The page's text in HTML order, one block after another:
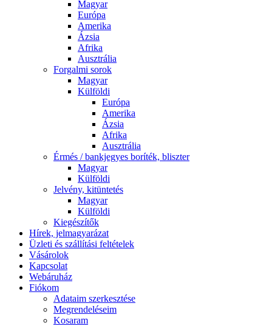
Magyar
Európa
Amerika
Ázsia
Afrika
Ausztrália
Forgalmi sorok
Magyar
Külföldi
Európa
Amerika
Ázsia
Afrika
Ausztrália
Érmés / bankjegyes boríték, bliszter
Magyar
Külföldi
Jelvény, kitüntetés
Magyar
Külföldi
Kiegészítők
Hírek, jelmagyarázat
Üzleti és szállítási feltételek
Vásárolok
Kapcsolat
Webáruház
Fiókom
Adataim szerkesztése
Megrendeléseim
Kosaram